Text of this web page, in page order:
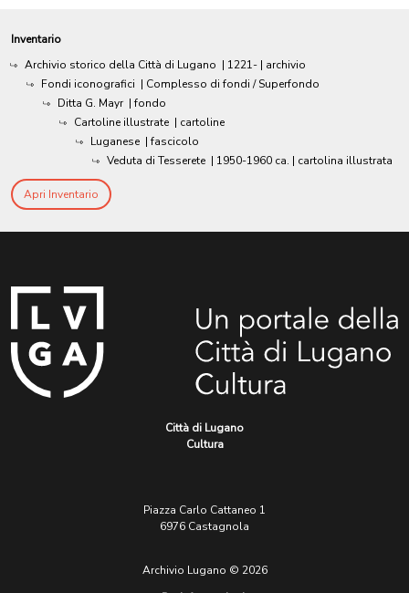
Inventario
Archivio storico della Città di Lugano | 1221- | archivio
Fondi iconografici | Complesso di fondi / Superfondo
Ditta G. Mayr | fondo
Cartoline illustrate | cartoline
Luganese | fascicolo
Veduta di Tesserete | 1950-1960 ca. | cartolina illustrata
Apri Inventario
Città di Lugano
Cultura
Piazza Carlo Cattaneo 1
6976 Castagnola
Archivio Lugano © 2026